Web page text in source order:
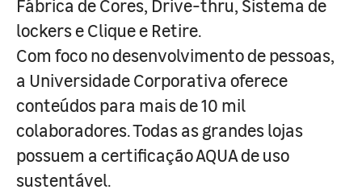
Fábrica de Cores, Drive-thru, Sistema de
lockers e Clique e Retire.
Com foco no desenvolvimento de pessoas,
a Universidade Corporativa oferece
conteúdos para mais de 10 mil
colaboradores. Todas as grandes lojas
possuem a certificação AQUA de uso
sustentável.